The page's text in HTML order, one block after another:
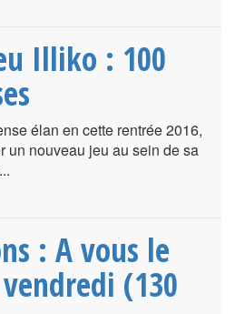
Illiko : 100
élan en cette rentrée 2016,
un nouveau jeu au sein de sa
: A vous le
(130